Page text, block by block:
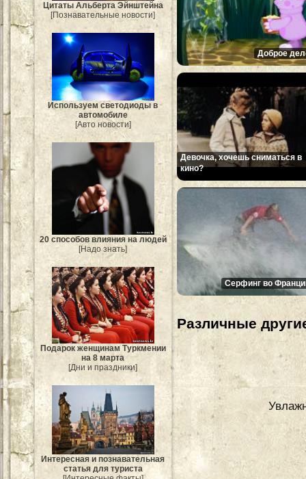
Цитаты Альберта Эйнштейна
[Познавательные новости]
Используем светодиоды в
автомобиле
[Авто новости]
20 способов влияния на людей
[Надо знать]
Подарок женщинам Туркмении
на 8 марта
[Дни и праздники]
Интересная и познавательная
статья для туриста
Доброе
Девочка, хочешь сниматься в
кино?
Серфинг во
Различные